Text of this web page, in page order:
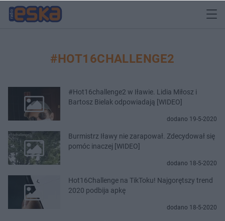
#HOT16CHALLENGE2
#Hot16challenge2 w Iławie. Lidia Miłosz i
Bartosz Bielak odpowiadają [WIDEO]
dodano 19-5-2020
Burmistrz Iławy nie zarapował. Zdecydował się
pomóc inaczej [WIDEO]
dodano 18-5-2020
Hot16Challenge na TikToku! Najgorętszy trend
2020 podbija apkę
dodano 18-5-2020